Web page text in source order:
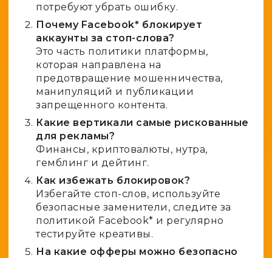
потребуют убрать ошибку.
Почему Facebook* блокирует
аккаунты за стоп-слова?
Это часть политики платформы,
которая направлена на
предотвращение мошенничества,
манипуляций и публикации
запрещенного контента.
Какие вертикали самые рискованные
для рекламы?
Финансы, криптовалюты, нутра,
гемблинг и дейтинг.
Как избежать блокировок?
Избегайте стоп-слов, используйте
безопасные заменители, следите за
политикой Facebook* и регулярно
тестируйте креативы.
На какие офферы можно безопасно